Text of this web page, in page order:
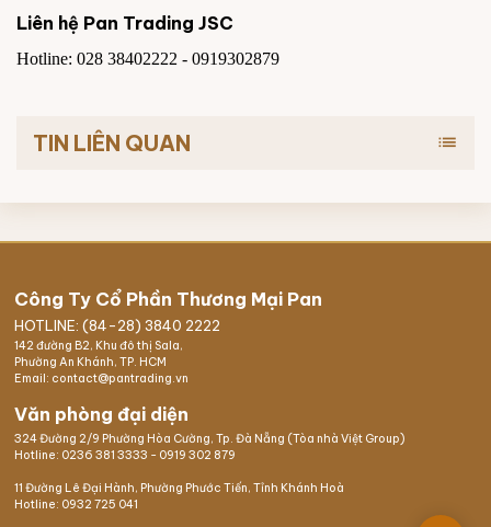
Liên hệ Pan Trading JSC
Hotline: 028 38402222 - 0919302879
TIN LIÊN QUAN list
Công Ty Cổ Phần Thương Mại Pan
HOTLINE: (84-28) 3840 2222
142 đường B2, Khu đô thị Sala,
Phường An Khánh, TP. HCM
Email: contact@pantrading.vn
Văn phòng đại diện
324 Đường 2/9 Phường Hòa Cường, Tp. Đà Nẵng (Tòa nhà Việt Group)
Hotline: 0236 381 3333 - 0919 302 879
11 Đường Lê Đại Hành, Phường Phước Tiến, Tỉnh Khánh Hoà
Hotline: 0932 725 041